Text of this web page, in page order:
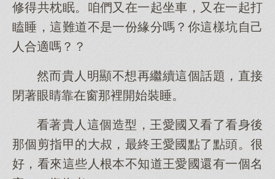
修得共枕眠。咱們又在一起坐車，又在一起打
瞌睡，這難道不是一份緣分嗎？你這樣坑自己
人合適嗎？？
然而貴人明顯不想再繼續這個話題，直接
閉著眼睛靠在窗那裡開始裝睡。
看著貴人這個造型，王愛國又看了看身後
那個剪指甲的大叔，最終王愛國點了點頭。很
好，看來這些人根本不知道王愛國還有一個名